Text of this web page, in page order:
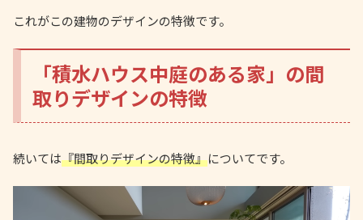
これがこの建物のデザインの特徴です。
「積水ハウス中庭のある家」の間
取りデザインの特徴
続いては『間取りデザインの特徴』についてです。